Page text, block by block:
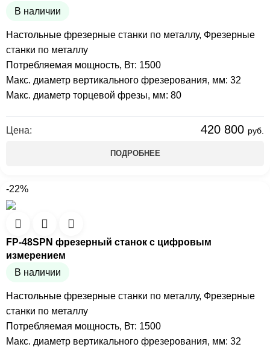
В наличии
Настольные фрезерные станки по металлу, Фрезерные
станки по металлу
Цена: 420 800 руб.
Потребляемая мощность, Вт: 1500
Макс. диаметр вертикального фрезерования, мм: 32
Макс. диаметр торцевой фрезы, мм: 80
ПОДРОБНЕЕ
-22%
FP-48SPN фрезерный станок с цифровым
измерением
В наличии
Настольные фрезерные станки по металлу, Фрезерные
станки по металлу
Потребляемая мощность, Вт: 1500
Макс. диаметр вертикального фрезерования, мм: 32